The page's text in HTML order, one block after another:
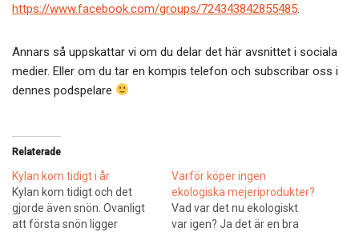
https://www.facebook.com/groups/724343842855485.
Annars så uppskattar vi om du delar det här avsnittet i sociala
medier. Eller om du tar en kompis telefon och subscribar oss i
dennes podspelare
Relaterade
Kylan kom tidigt i år
Kylan kom tidigt och det
gjorde även snön. Ovanligt
att första snön ligger
Varför köper ingen
ekologiska mejeriprodukter?
Vad var det nu ekologiskt
var igen? Ja det är en bra